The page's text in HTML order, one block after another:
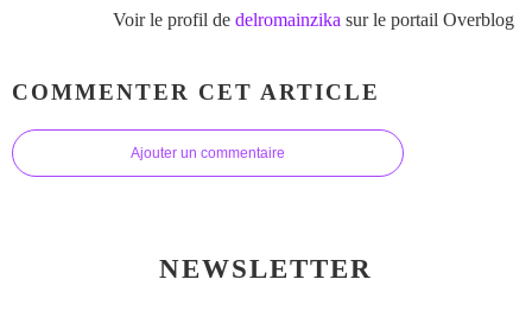
Voir le profil de delromainzika sur le portail Overblog
COMMENTER CET ARTICLE
Ajouter un commentaire
NEWSLETTER